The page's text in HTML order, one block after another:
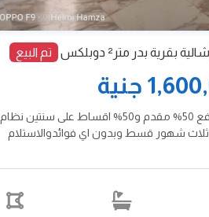
شالية بقرية بدر متر² دوبلكس تم البيع
جنية
نظام الدفع 50% مقدم و50% اقساط على سنتين نظام
شهور قسط وبدون اي فوائدوالاستلام